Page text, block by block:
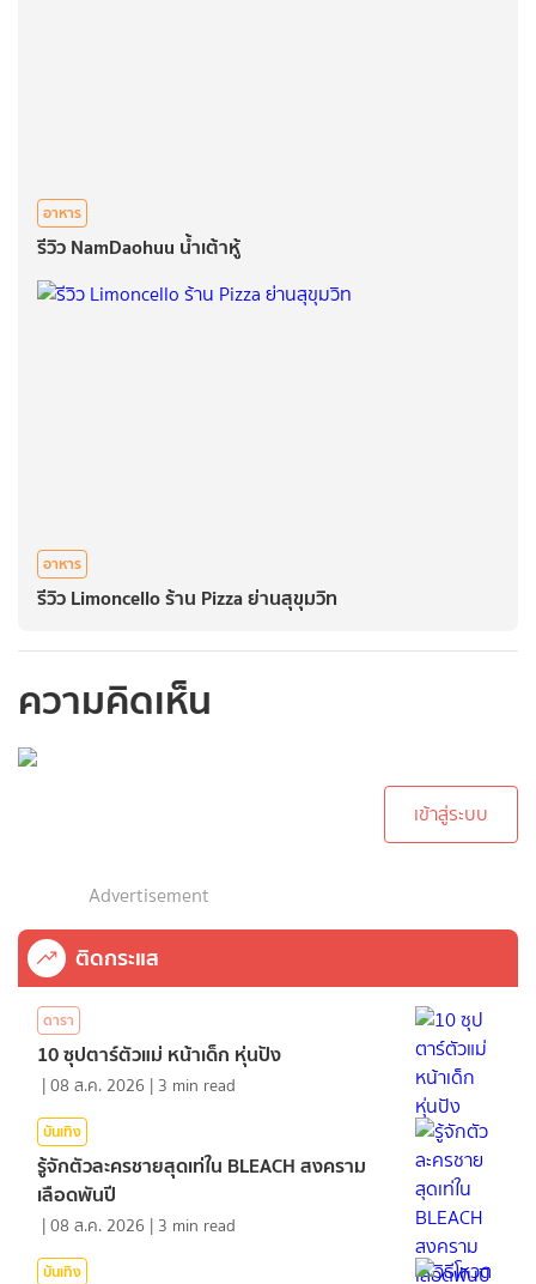
อาหาร
รีวิว NamDaohuu น้ำเต้าหู้
อาหาร
รีวิว Limoncello ร้าน Pizza ย่านสุขุมวิท
ความคิดเห็น
เข้าสู่ระบบ
Advertisement
ติดกระแส
ดารา
10 ซุปตาร์ตัวแม่ หน้าเด็ก หุ่นปัง
|08 ส.ค. 2026 | 3 min read
บันเทิง
รู้จักตัวละครชายสุดเท่ใน BLEACH สงคราม
เลือดพันปี
|08 ส.ค. 2026 | 3 min read
บันเทิง